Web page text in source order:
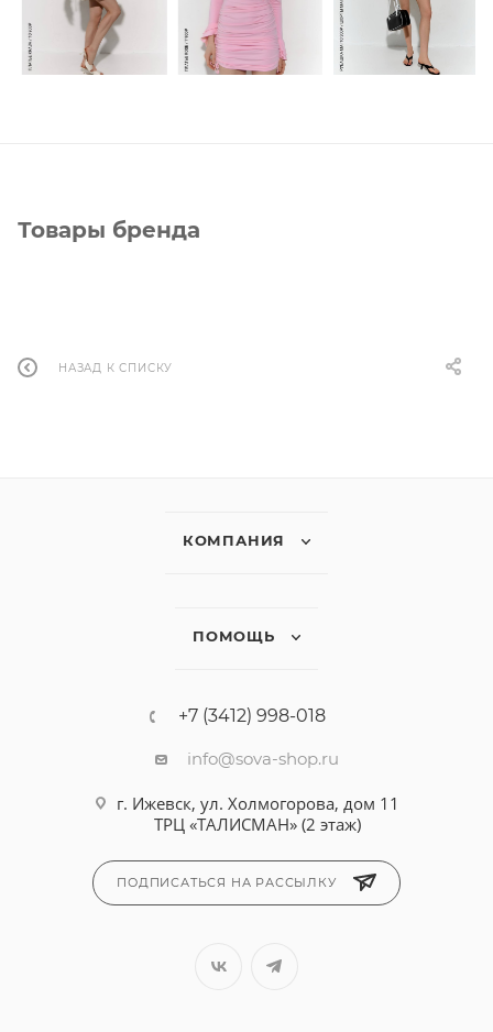
Товары бренда
НАЗАД К СПИСКУ
КОМПАНИЯ
ПОМОЩЬ
+7 (3412) 998-018
info@sova-shop.ru
г. Ижевск, ул. Холмогорова, дом 11
ТРЦ «ТАЛИСМАН» (2 этаж)
ПОДПИСАТЬСЯ НА РАССЫЛКУ